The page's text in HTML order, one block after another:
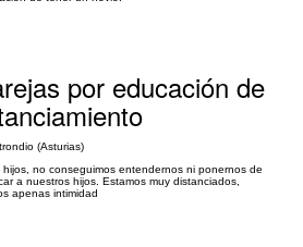
por educación de
(Asturias)
no conseguimos entendernos ni ponernos de
a nuestros hijos. Estamos muy distanciados,
apenas intimidad